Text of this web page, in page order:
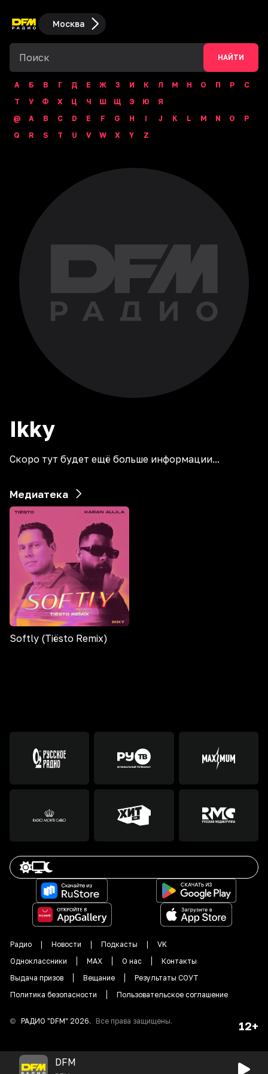
Москва
НАЙТИ
А Б В Г Д Е Ж З И К Л М Н О П Р
С
Т
У Ф Х Ц Ч Ш Щ Э Ю
Я
@
A B C D E F G H I J K L M N O
P
Q
R S T U V W X Y Z
Ikky
Скоро тут будет ещё больше информации...
Медиатека
Softly (Tiësto Remix)
Радио Новости Подкасты
VK
Одноклассники
MAX О нас
Контакты
Выдача призов
Вещание
Результаты СОУТ
Политика безопасности
Пользовательское соглашение
© РАДИО "DFM" 2026. Все права защищены. 12+
DFM